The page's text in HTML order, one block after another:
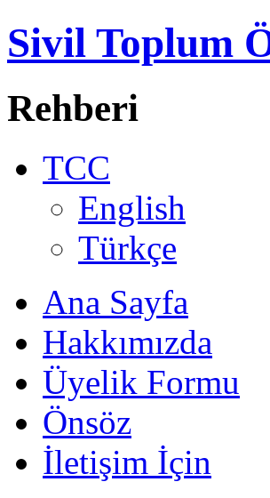
Sivil Toplum
Rehberi
TCC
English
Türkçe
Ana Sayfa
Hakkımızda
Üyelik Formu
Önsöz
İletişim İçin